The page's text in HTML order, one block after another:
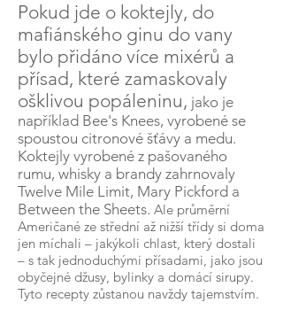
Pokud jde o koktejly, do
mafiánského ginu do vany
bylo přidáno více mixérů a
přísad, které zamaskovaly
ošklivou popáleninu, jako je
například Bee's Knees, vyrobené se
spoustou citronové šťávy a medu.
Koktejly vyrobené z pašovaného
rumu, whisky a brandy zahrnovaly
Twelve Mile Limit, Mary Pickford a
Between the Sheets. Ale průměrní
Američané ze střední až nižší třídy si doma
jen míchali – jakýkoli chlast, který dostali
– s tak jednoduchými přísadami, jako jsou
obyčejné džusy, bylinky a domácí sirupy.
Tyto recepty zůstanou navždy tajemstvím.